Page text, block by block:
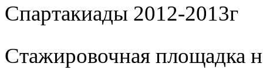
Спартакиады 2012-2013г
Стажировочная